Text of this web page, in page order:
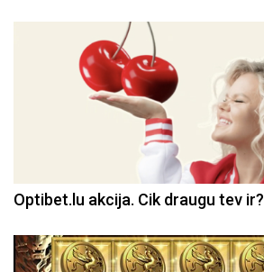
Optibet.lu akcija. Cik draugu tev ir?